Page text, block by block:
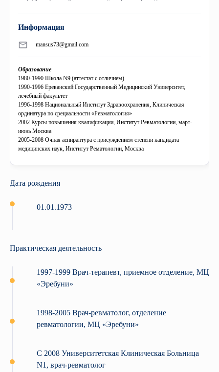
Колледж
Гарантия качества
Симуляционный центр
Стоматологический образовательный центр превосходства
Музей
Профессиональные советы
Правовые акты и инструкции
Приоритетные направления
Программы
Докторское образование
История
Миссия
Эмблема
Фотогаллерея
Видеогаллерея
Ректорат
Ученый совет
Издания
Профессиональный Союз «Гераци»
“Гераци” аналитический центр
Международные связи
eCAMPUS
Учебный курс по приглашению
Программы по обмену
Выпускники
Центр Карьеры
Переподготовка
Обратная связь
Информация
mansus73@gmail.com
Образование
1980-1990 Школа N9 (аттестат с отличием)
1990-1996 Ереванский Государственный Медицинский Университет,
лечебный факультет
1996-1998 Национальный Институт Здравоохранения, Клиническая
ординатура по срециальности «Ревматология»
2002 Курсы повышения квалификации, Институт Ревматологии, март-
июнь Москва
2005-2008 Очная аспирантура с присуждением степени кандидата
медицинских наук, Институт Рематологии, Москва
Дата рождения
01.01.1973
Практическая деятельность
1997-1999 Врач-терапевт, приемное отделение, МЦ
«Эребуни»
1998-2005 Врач-ревматолог, отделение
ревматологии, МЦ «Эребуни»
С 2008 Университетская Клиническая Больница
N1, врач-ревматолог